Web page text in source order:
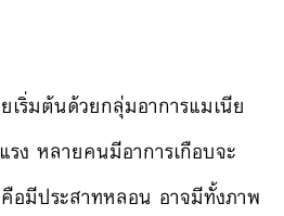
ริ่มต้นด้วยกลุ่มอาการแมเนีย
ง หลายคนมีอาการเกือบจะ
อมีประสาทหลอน อาจมีทั้งภาพ